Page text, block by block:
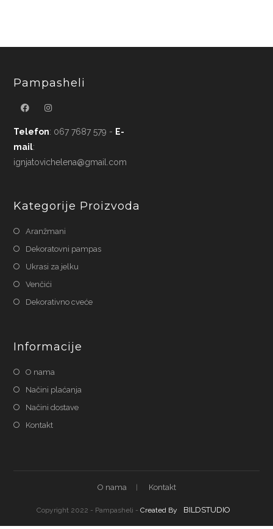
Pampasheli
Telefon: 067 7687 579 - E-
mail:
ignjatovichelena@gmail.com
Kategorije Proizvoda
Aranžmani
Dekoratovni pampas
Ukrasi za jelku
Venčići
Dekorativno cveće
Informacije
O nama
Načini plaćanja
Načini dostave
Kontakt
O nama Kontakt
Copyright 2022 - Pampasheli - Created By BILDSTUDIO